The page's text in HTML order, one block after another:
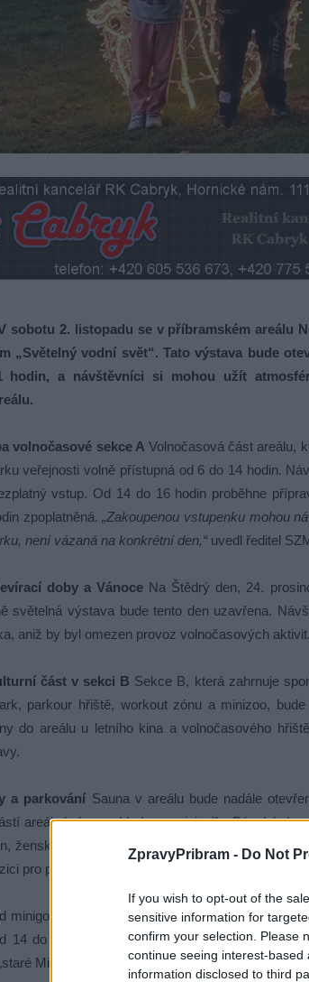
ZpravyPribram - Do Not
If you wish to opt-out of the
sensitive information for
confirm your selection. Please
continue seeing interest-
information disclosed to third
sobotu 2. listopadu se v příbramském areálu
„Světelný vodní svět“. Tato výstava bude
hodin, a návštěvníci si mohou užít
volnočasové sekce A Volnočasová část areálu,
veřejnosti volně přístupná od 6 do 14 hodin.
vstup. Od 14 do 16 hodin proběhne
zpoplatněná.„Zakoupenou vstupenku mohou
není vázaná na konkrétní den,“ uvedl ředitel
doby a Vánoce Na Štědrý den, 24.
světelná výstava bude tento den uzavřena.
aniž by byl omezen provoz volnočasových aktivit.
část v sekci B Sekce B, která zahrnuje
parkour hřiště, workout zónu a minizoo,
do areálu u letního kina a volnočasového
a parkování Sauna v areálu bude nadále
areálu kolem pokladny u minigolfu. Pánské
ženské dny v úterý a pátek ve stejném čase. V
pro privátní pronájmy.
minigolfem bude veřejnosti přístupné od 6 do 14
14 do 21 hodin, bude vyhrazeno pro
Milínské“, Na Flusárně nebo u viaduktu v